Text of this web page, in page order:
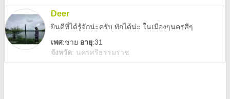
Deer
ยินดีที่ได้รู้จักน่ะครับ ทักได้น่ะ ในเมืองๆนครศีๆ
เพศ:ชาย อายุ:31
จังหวัด: นครศรีธรรมราช